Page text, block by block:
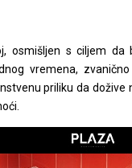
osmišljen s ciljem
vremena,
priliku da